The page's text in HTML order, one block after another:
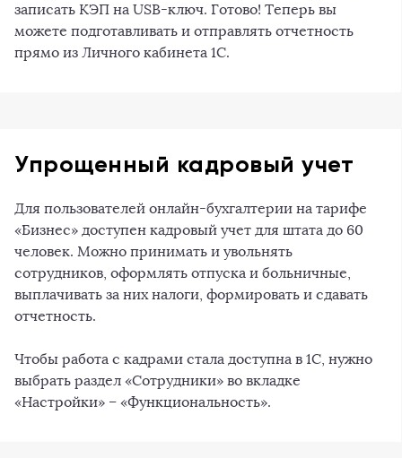
записать КЭП на USB-ключ. Готово! Теперь вы
можете подготавливать и отправлять отчетность
прямо из Личного кабинета 1С.
Упрощенный кадровый учет
Для пользователей онлайн-бухгалтерии на тарифе
«Бизнес» доступен кадровый учет для штата до 60
человек. Можно принимать и увольнять
сотрудников, оформлять отпуска и больничные,
выплачивать за них налоги, формировать и сдавать
отчетность.
Чтобы работа с кадрами стала доступна в 1С, нужно
выбрать раздел «Сотрудники» во вкладке
«Настройки» – «Функциональность».